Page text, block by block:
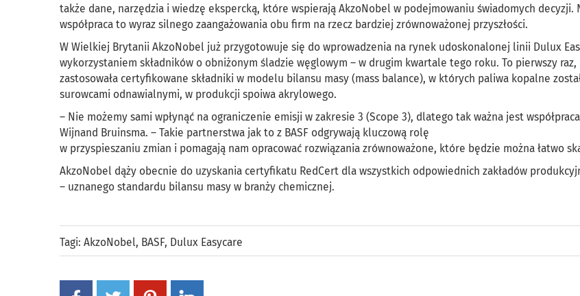
także dane, narzędzia i wiedzę ekspercką, które wspierają AkzoNobel w podejmowaniu świadomych decyzji.
współpraca to wyraz silnego zaangażowania obu firm na rzecz bardziej zrównoważonej przyszłości.
W Wielkiej Brytanii AkzoNobel już przygotowuje się do wprowadzenia na rynek udoskonalonej linii Dulux
wykorzystaniem składników o obniżonym śladzie węglowym – w drugim kwartale tego roku. To pierwszy
zastosowała certyfikowane składniki w modelu bilansu masy (mass balance), w których paliwa kopalne
surowcami odnawialnymi, w produkcji spoiwa akrylowego.
– Nie możemy sami wpłynąć na ograniczenie emisji w zakresie 3 (Scope 3), dlatego tak ważna jest
Wijnand Bruinsma. – Takie partnerstwa jak to z BASF odgrywają kluczową rolę
w przyspieszaniu zmian i pomagają nam opracować rozwiązania zrównoważone, które będzie można łatwo
AkzoNobel dąży obecnie do uzyskania certyfikatu RedCert dla wszystkich odpowiednich zakładów
– uznanego standardu bilansu masy w branży chemicznej.
Tagi: AkzoNobel, BASF, Dulux Easycare